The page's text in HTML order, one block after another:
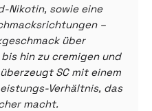
Nikotin, sowie eine
–
über
hin zu cremigen und
SC mit einem
Verhältnis, das
macht.